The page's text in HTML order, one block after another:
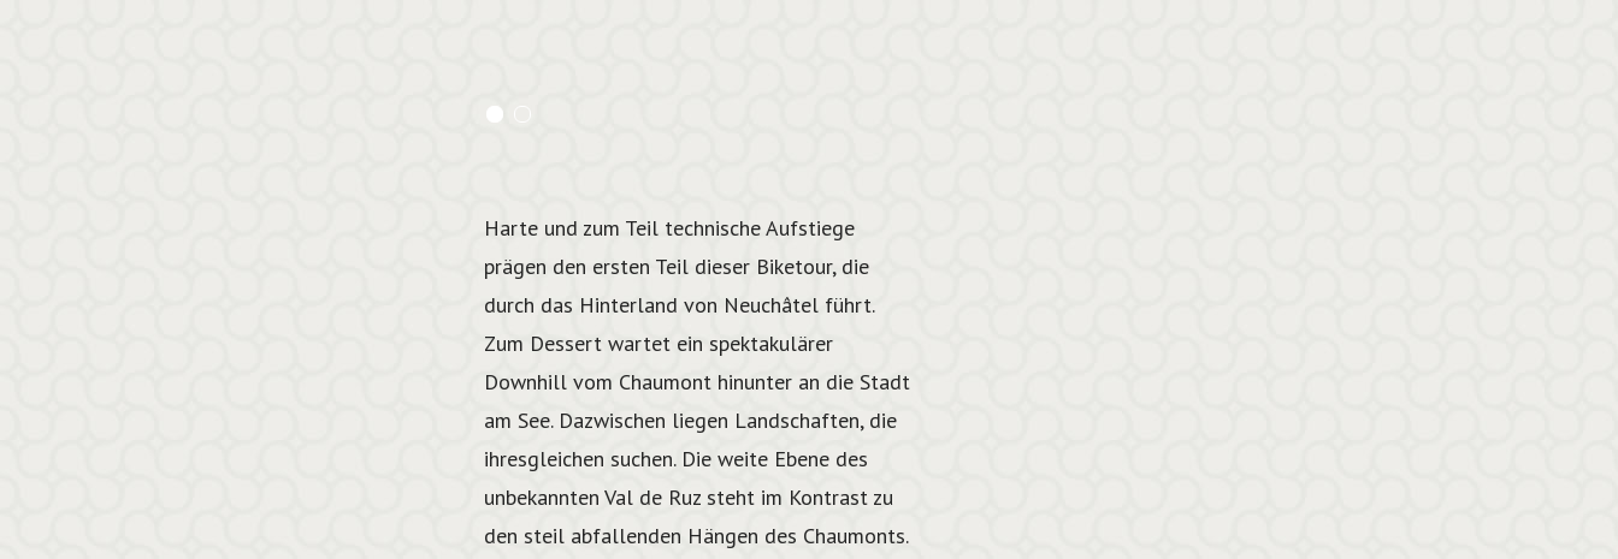
Harte und zum Teil technische Aufstiege
prägen den ersten Teil dieser Biketour, die
durch das Hinterland von Neuchâtel führt.
Zum Dessert wartet ein spektakulärer
Downhill vom Chaumont hinunter an die Stadt
am See. Dazwischen liegen Landschaften, die
ihresgleichen suchen. Die weite Ebene des
unbekannten Val de Ruz steht im Kontrast zu
den steil abfallenden Hängen des Chaumonts.